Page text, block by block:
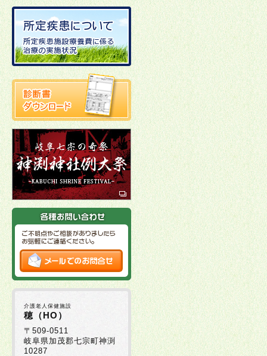
介護老人保健施設
穂（HO）
〒509-0511
岐阜県加茂郡七宗町神渕
10287